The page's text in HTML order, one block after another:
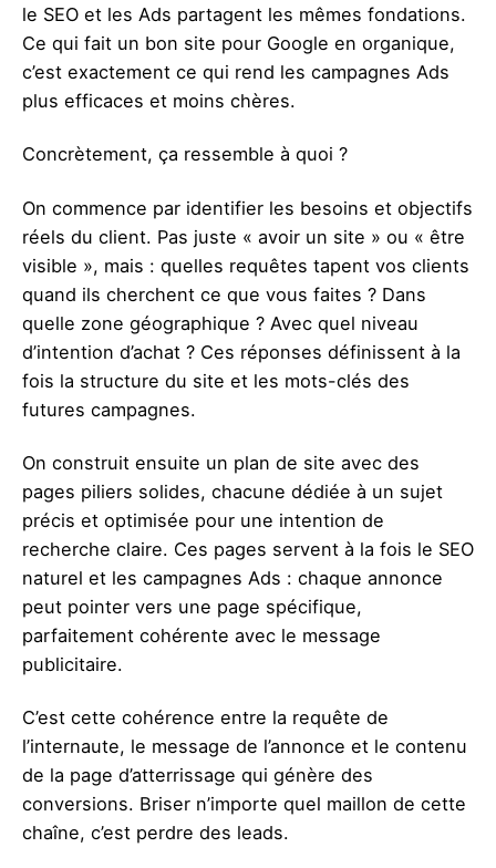
le SEO et les Ads partagent les mêmes fondations.
Ce qui fait un bon site pour Google en organique,
c’est exactement ce qui rend les campagnes Ads
plus efficaces et moins chères.
Concrètement, ça ressemble à quoi ?
On commence par identifier les besoins et objectifs
réels du client. Pas juste « avoir un site » ou « être
visible », mais : quelles requêtes tapent vos clients
quand ils cherchent ce que vous faites ? Dans
quelle zone géographique ? Avec quel niveau
d’intention d’achat ? Ces réponses définissent à la
fois la structure du site et les mots-clés des
futures campagnes.
On construit ensuite un plan de site avec des
pages piliers solides, chacune dédiée à un sujet
précis et optimisée pour une intention de
recherche claire. Ces pages servent à la fois le SEO
naturel et les campagnes Ads : chaque annonce
peut pointer vers une page spécifique,
parfaitement cohérente avec le message
publicitaire.
C’est cette cohérence entre la requête de
l’internaute, le message de l’annonce et le contenu
de la page d’atterrissage qui génère des
conversions. Briser n’importe quel maillon de cette
chaîne, c’est perdre des leads.